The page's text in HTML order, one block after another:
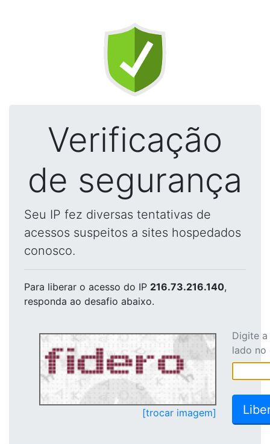
Verificação
de segurança
Seu IP fez diversas tentativas de
acessos suspeitos a sites hospedados
conosco.
Para liberar o acesso do IP 216.73.216.140,
responda ao desafio abaixo.
[trocar imagem]
Digite
lado no